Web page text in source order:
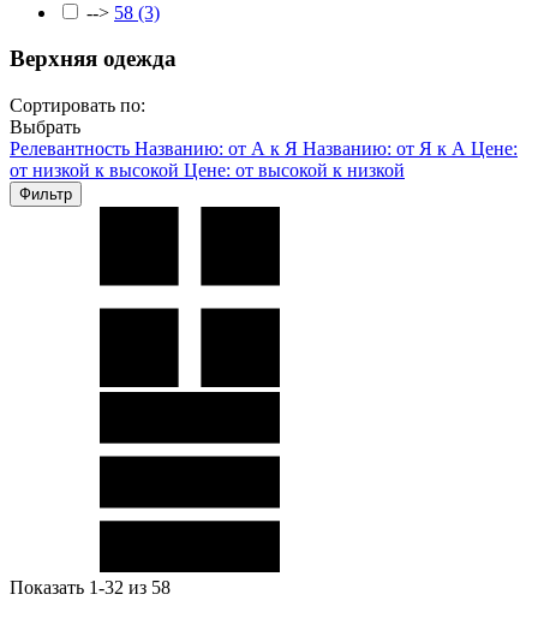
--> 58 (3)
Верхняя одежда
Сортировать по:
Выбрать
Релевантность Названию: от А к Я Названию: от Я к А Цене:
от низкой к высокой Цене: от высокой к низкой
Фильтр
Показать 1-32 из 58